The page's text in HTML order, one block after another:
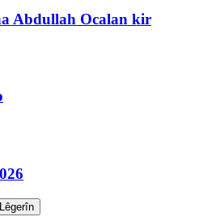
Abdullah Ocalan kir